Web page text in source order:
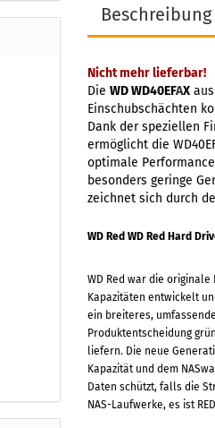
Beschreibung
Nicht mehr lieferbar!
Die WD WD40EFAXaus
Einschubschächten
Dank der speziellen
ermöglicht die
optimale Performance
besonders geringe
zeichnet sich durch
WD Red WD Red Hard
WD Red war die originale
Kapazitäten entwickelt
ein breiteres,
Produktentscheidung
liefern. Die neue
Kapazität und dem
Daten schützt, falls die
NAS-Laufwerke, es ist